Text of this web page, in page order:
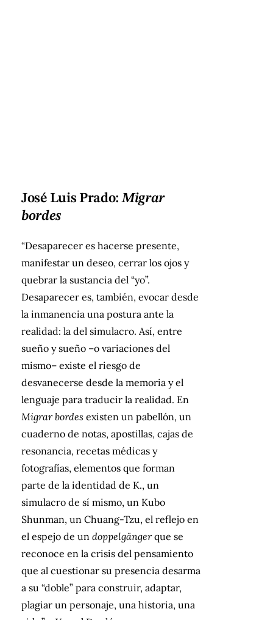
José Luis Prado: Migrar
bordes
“Desaparecer es hacerse presente,
manifestar un deseo, cerrar los ojos y
quebrar la sustancia del “yo”.
Desaparecer es, también, evocar desde
la inmanencia una postura ante la
realidad: la del simulacro. Así, entre
sueño y sueño –o variaciones del
mismo– existe el riesgo de
desvanecerse desde la memoria y el
lenguaje para traducir la realidad. En
Migrar bordes existen un pabellón, un
cuaderno de notas, apostillas, cajas de
resonancia, recetas médicas y
fotografías, elementos que forman
parte de la identidad de K., un
simulacro de sí mismo, un Kubo
Shunman, un Chuang-Tzu, el reflejo en
el espejo de un doppelgängerque se
reconoce en la crisis del pensamiento
que al cuestionar su presencia desarma
a su “doble” para construir, adaptar,
plagiar un personaje, una historia, una